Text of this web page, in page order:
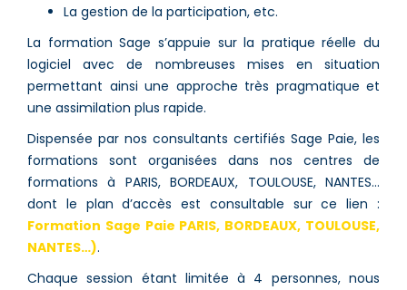
La gestion de la participation, etc.
La formation Sage s’appuie sur la pratique réelle du
logiciel avec de nombreuses mises en situation
permettant ainsi une approche très pragmatique et
une assimilation plus rapide.
Dispensée par nos consultants certifiés Sage Paie, les
formations sont organisées dans nos centres de
formations à PARIS, BORDEAUX, TOULOUSE, NANTES…
dont le plan d’accès est consultable sur ce lien :
Formation Sage Paie PARIS, BORDEAUX, TOULOUSE,
NANTES…).
Chaque session étant limitée à 4 personnes, nous